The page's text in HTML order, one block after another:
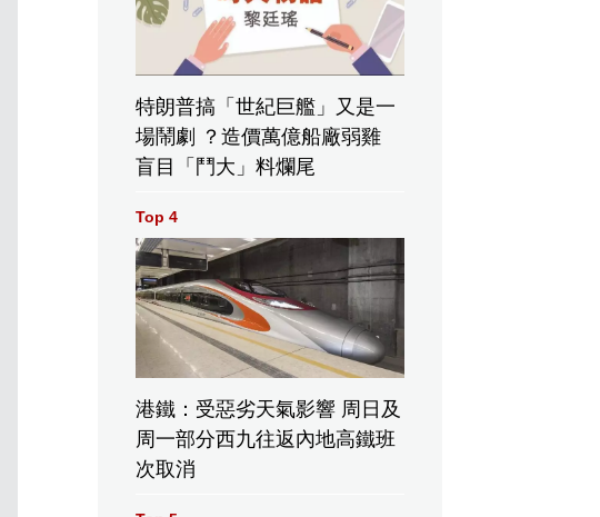
特朗普搞「世紀巨艦」又是一
場鬧劇 ？造價萬億船廠弱雞
盲目「鬥大」料爛尾
Top 4
港鐵：受惡劣天氣影響 周日及
周一部分西九往返內地高鐵班
次取消